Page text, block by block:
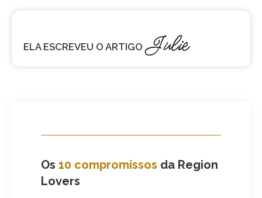
ELA ESCREVEU O ARTIGO Julie
Os 10 compromissos da Region
Lovers